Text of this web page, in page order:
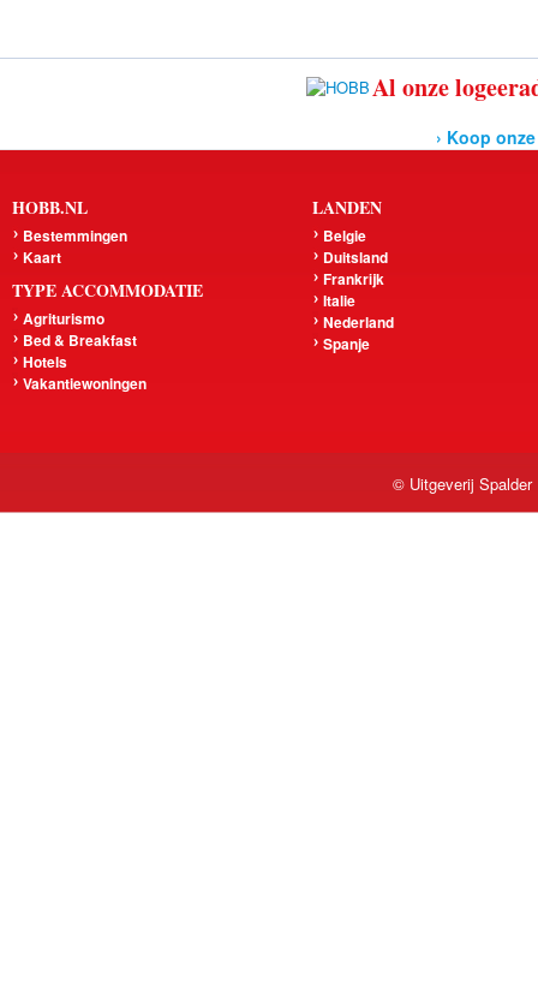
Al onze
› Koop
HOBB.NL
Bestemmingen
Kaart
TYPE ACCOMMODATIE
Agriturismo
Bed & Breakfast
Hotels
Vakantiewoningen
LANDEN
Belgie
Duitsland
Frankrijk
Italie
Nederland
Spanje
© Uitgeverij